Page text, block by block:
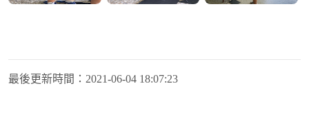
最後更新時間： 2021-06-04 18:07:23